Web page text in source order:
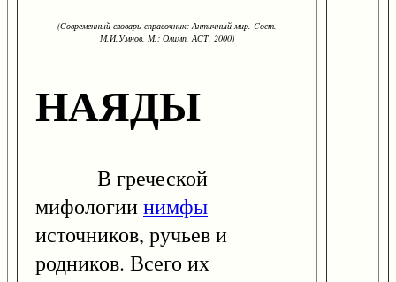
(Современный словарь-справочник: Античный мир. Cост.
М.И.Умнов. М.: Олимп, АСТ, 2000)
НАЯДЫ
В греческой
мифологиинимфы
источников, ручьев и
родников. Всего их